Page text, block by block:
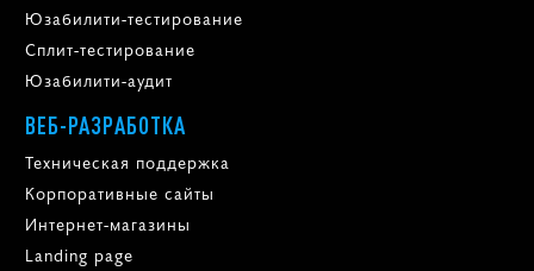
Юзабилити-тестирование
Сплит-тестирование
Юзабилити-аудит
ВЕБ-РАЗРАБОТКА
Техническая поддержка
Корпоративные сайты
Интернет-магазины
Landing page